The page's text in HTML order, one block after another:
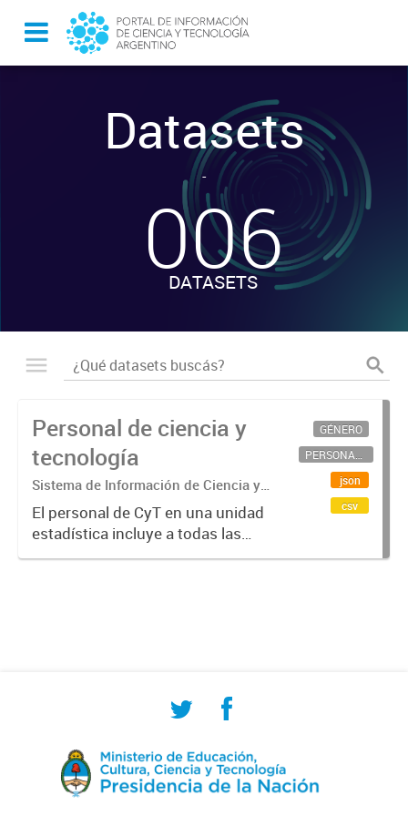
Datasets
-
006
DATASETS
Personal de ciencia y
tecnología
Sistema de Información de Ciencia y
Tecnología Argentino (SICYTAR)
El personal de CyT en una unidad
estadística incluye a todas las
personas involucradas
GÉNERO
PERSONAL CIENTÍFICO-TECNOLÓGICO
json
csv